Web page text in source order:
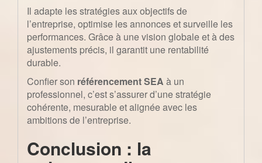
Il adapte les stratégies aux objectifs de
l’entreprise, optimise les annonces et surveille les
performances. Grâce à une vision globale et à des
ajustements précis, il garantit une rentabilité
durable.
Confier son référencement SEA à un
professionnel, c’est s’assurer d’une stratégie
cohérente, mesurable et alignée avec les
ambitions de l’entreprise.
Conclusion : la